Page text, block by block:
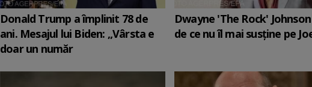
Donald Trump a împlinit 78 de
ani. Mesajul lui Biden: „Vârsta e
doar un număr
Dwayne 'The Rock'
de ce nu îl mai susține pe